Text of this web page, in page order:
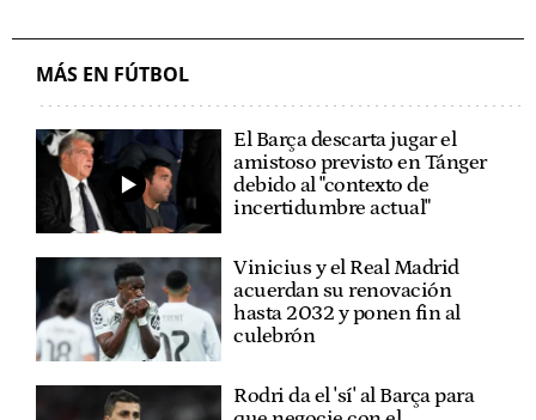
MÁS EN FÚTBOL
El Barça descarta jugar el
amistoso previsto en Tánger
debido al "contexto de
incertidumbre actual"
Vinicius y el Real Madrid
acuerdan su renovación
hasta 2032 y ponen fin al
culebrón
Rodri da el 'sí' al Barça para